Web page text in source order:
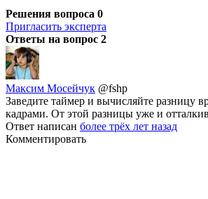
Решения вопроса 0
Пригласить эксперта
Ответы на вопрос 2
Максим Мосейчук @fshp
Заведите таймер и вычисляйте разницу
кадрами. От этой разницы уже и
Ответ написан более трёх лет назад
Комментировать